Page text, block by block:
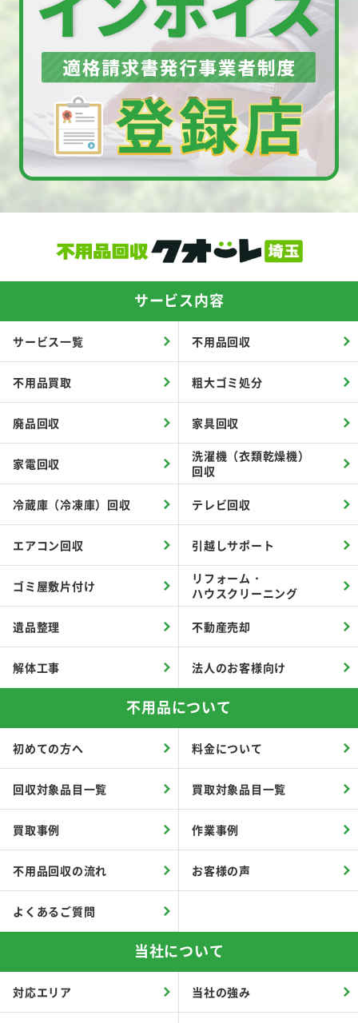
サービス内容
サービス一覧 不用品回収
不用品買取 粗大ゴミ処分
廃品回収 家具回収
家電回収
洗濯機（衣類乾燥機）
回収
冷蔵庫（冷凍庫）回収 テレビ回収
エアコン回収 引越しサポート
ゴミ屋敷片付け
リフォーム・
ハウスクリーニング
遺品整理 不動産売却
解体工事 法人のお客様向け
不用品について
初めての方へ 料金について
回収対象品目一覧 買取対象品目一覧
買取事例 作業事例
不用品回収の流れ お客様の声
よくあるご質問
当社について
対応エリア 当社の強み